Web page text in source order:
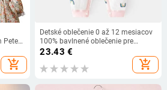
Peter
add_shopping_cart
Detské oblečenie 0 až 12 mesiacov
100% bavlnené oblečenie pre
novorodencov, jednofarebné body a
jednodielne jesenné a zimné overaly
23.43 €
add_shopping_cart